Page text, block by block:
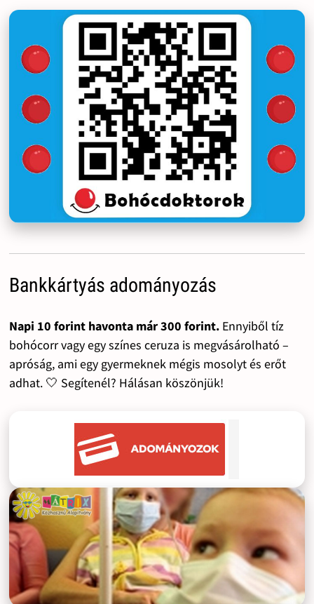
Bankkártyás adományozás
Napi 10 forint havonta már 300 forint.Ennyiből tíz
bohócorr vagy egy színes ceruza is megvásárolható –
apróság, ami egy gyermeknek mégis mosolyt és erőt
adhat. 🤍 Segítenél? Hálásan köszönjük!